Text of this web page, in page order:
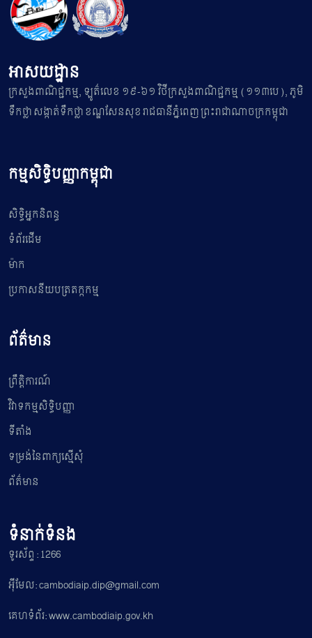
អាសយដ្ឋាន
ក្រសួងពាណិជ្ជកម្ម, ឡូត៌លេខ ១៩-៦១ វិថីក្រសួងពាណិជ្ជកម្ម (១១៣បេ), ភូមិ
ទឹកថ្លា សង្កាត់ទឹកថ្លា ខណ្ឌសែនសុខ រាជធានីភ្នំពេញ ព្រះរាជាណាចក្រកម្ពុជា
កម្មសិទ្ធិបញ្ញាកម្ពុជា
សិទ្ធិអ្នកនិពន្ធ
ទំព័រដើម
ម៉ាក
ប្រកាសនីយបត្រតក្កកម្ម
ព័ត៌មាន
ព្រឹត្តិការណ៍
វិវាទកម្មសិទ្ធិបញ្ញា
ទីតាំង
ទម្រង់នៃពាក្យស្មើសុំ
ព័ត៌មាន
ទំនាក់ទំនង
ទូរស័ព្ទ : 1266
អ៊ីមែល: cambodiaip.dip@gmail.com
គេហទំព័រ: www.cambodiaip.gov.kh